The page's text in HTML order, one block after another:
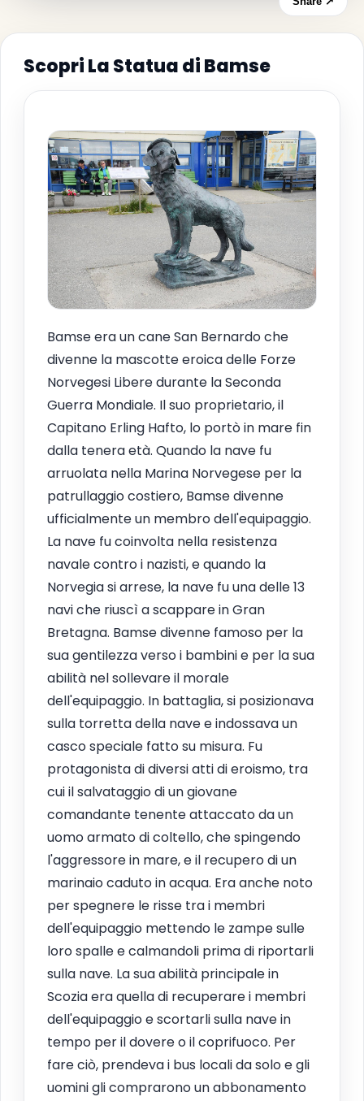
Scopri La Statua di Bamse
Bamse era un cane San Bernardo che
divenne la mascotte eroica delle Forze
Norvegesi Libere durante la Seconda
Guerra Mondiale. Il suo proprietario, il
Capitano Erling Hafto, lo portò in mare fin
dalla tenera età. Quando la nave fu
arruolata nella Marina Norvegese per la
patrullaggio costiero, Bamse divenne
ufficialmente un membro dell'equipaggio.
La nave fu coinvolta nella resistenza
navale contro i nazisti, e quando la
Norvegia si arrese, la nave fu una delle 13
navi che riuscì a scappare in Gran
Bretagna. Bamse divenne famoso per la
sua gentilezza verso i bambini e per la sua
abilità nel sollevare il morale
dell'equipaggio. In battaglia, si posizionava
sulla torretta della nave e indossava un
casco speciale fatto su misura. Fu
protagonista di diversi atti di eroismo, tra
cui il salvataggio di un giovane
comandante tenente attaccato da un
uomo armato di coltello, che spingendo
l'aggressore in mare, e il recupero di un
marinaio caduto in acqua. Era anche noto
per spegnere le risse tra i membri
dell'equipaggio mettendo le zampe sulle
loro spalle e calmandoli prima di riportarli
sulla nave. La sua abilità principale in
Scozia era quella di recuperare i membri
dell'equipaggio e scortarli sulla nave in
tempo per il dovere o il coprifuoco. Per
fare ciò, prendeva i bus locali da solo e gli
uomini gli comprarono un abbonamento